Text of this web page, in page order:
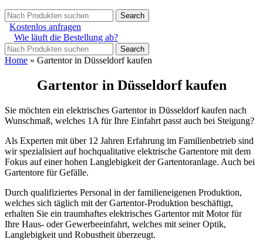
Search
Kostenlos anfragen
Wie läuft die Bestellung ab?
Search
Home » Gartentor in Düsseldorf kaufen
Gartentor in Düsseldorf kaufen
Sie möchten ein elektrisches Gartentor in Düsseldorf kaufen nach
Wunschmaß, welches 1A für Ihre Einfahrt passt auch bei Steigung?
Als Experten mit über 12 Jahren Erfahrung im Familienbetrieb sind
wir spezialisiert auf hochqualitative elektrische Gartentore mit dem
Fokus auf einer hohen Langlebigkeit der Gartentoranlage. Auch bei
Gartentore für Gefälle.
Durch qualifiziertes Personal in der familieneigenen Produktion,
welches sich täglich mit der Gartentor-Produktion beschäftigt,
erhalten Sie ein traumhaftes elektrisches Gartentor mit Motor für
Ihre Haus- oder Gewerbeeinfahrt, welches mit seiner Optik,
Langlebigkeit und Robustheit überzeugt.